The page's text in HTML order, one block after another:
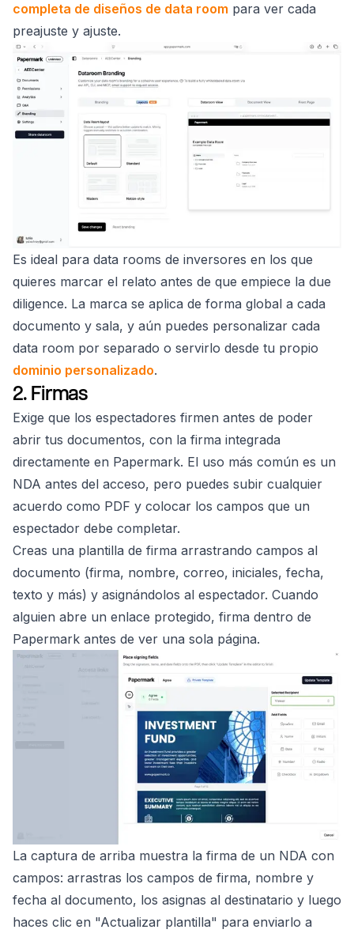
completa de diseños de data room para ver cada
preajuste y ajuste.
Es ideal para data rooms de inversores en los que
quieres marcar el relato antes de que empiece la due
diligence. La marca se aplica de forma global a cada
documento y sala, y aún puedes personalizar cada
data room por separado o servirlo desde tu propio
dominio personalizado.
2. Firmas
Exige que los espectadores firmen antes de poder
abrir tus documentos, con la firma integrada
directamente en Papermark. El uso más común es un
NDA antes del acceso, pero puedes subir cualquier
acuerdo como PDF y colocar los campos que un
espectador debe completar.
Creas una plantilla de firma arrastrando campos al
documento (firma, nombre, correo, iniciales, fecha,
texto y más) y asignándolos al espectador. Cuando
alguien abre un enlace protegido, firma dentro de
Papermark antes de ver una sola página.
La captura de arriba muestra la firma de un NDA con
campos: arrastras los campos de firma, nombre y
fecha al documento, los asignas al destinatario y luego
haces clic en "Actualizar plantilla" para enviarlo a